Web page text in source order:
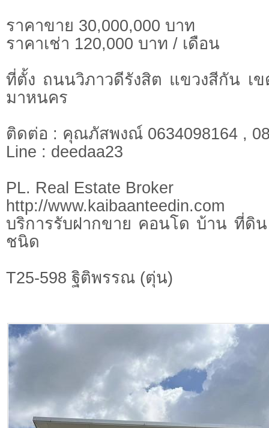
ราคาขาย 30,000,000 บาท
ราคาเช่า 120,000 บาท / เดือน
ที่ตั้ง ถนนวิภาวดีรังสิต แขวงสีกัน เข
มาหนคร
ติดต่อ : คุณภัสพงณ์ 0634098164 ,
Line : deedaa23
PL. Real Estate Broker
http://www.kaibaanteedin.com
บริการรับฝากขาย คอนโด บ้าน ที่ดิ
ชนิด
T25-598 ฐิติพรรณ (ตุ่น)